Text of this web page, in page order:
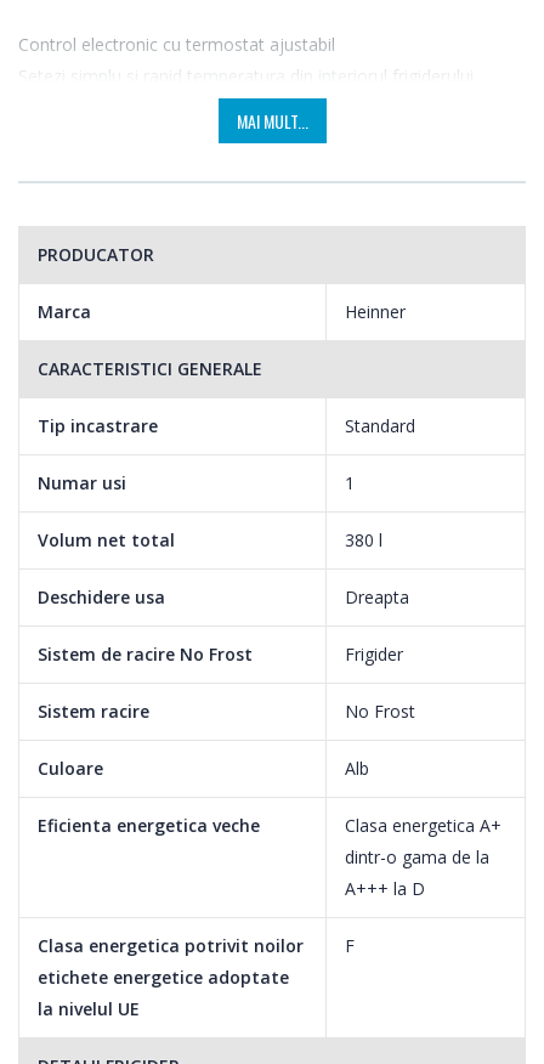
Control electronic cu termostat ajustabil
Setezi simplu si rapid temperatura din interiorul frigiderului.
4 rafturi sticla frigider
Ai compartimente spatioase si convenabile pentru toate nevoile
MAI MULT...
PRODUCATOR
Marca Heinner
CARACTERISTICI GENERALE
Tip incastrare Standard
Numar usi 1
Volum net total 380 l
Deschidere usa Dreapta
Sistem de racire No Frost Frigider
Sistem racire No Frost
Culoare Alb
Eficienta energetica veche
Clasa energetica A+
dintr-o gama de la
A+++ la D
Clasa energetica potrivit noilor
etichete energetice adoptate
la nivelul UE
F